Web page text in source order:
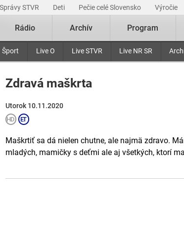
Správy STVR Deti Pečie celé Slovensko Výročie
Šport Live O Live STVR Live NR SR
Rádio Archív Program
Zdravá maškrta
Utorok 10.11.2020
Maškrtiť sa dá nielen chutne, ale najmä zdravo.
mladých, mamičky s deťmi ale aj všetkých, ktorí